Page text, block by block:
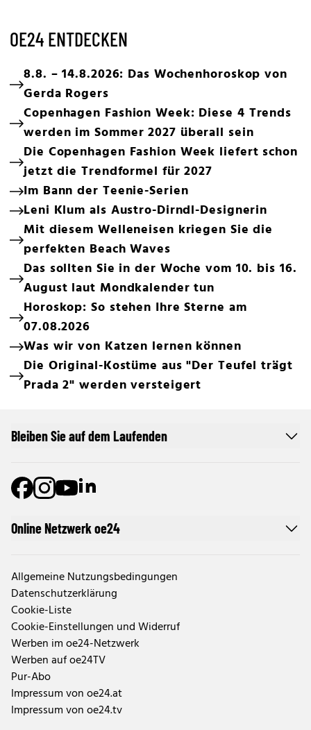
OE24 ENTDECKEN
8.8. – 14.8.2026: Das Wochenhoroskop von
Gerda Rogers
Copenhagen Fashion Week: Diese 4 Trends
werden im Sommer 2027 überall sein
Die Copenhagen Fashion Week liefert schon
jetzt die Trendformel für 2027
Im Bann der Teenie-Serien
Leni Klum als Austro-Dirndl-Designerin
Mit diesem Welleneisen kriegen Sie die
perfekten Beach Waves
Das sollten Sie in der Woche vom 10. bis 16.
August laut Mondkalender tun
Horoskop: So stehen Ihre Sterne am
07.08.2026
Was wir von Katzen lernen können
Die Original-Kostüme aus "Der Teufel trägt
Prada 2" werden versteigert
Online Netzwerk oe24
Allgemeine Nutzungsbedingungen
Datenschutzerklärung
Cookie-Liste
Cookie-Einstellungen und Widerruf
Werben im oe24-Netzwerk
Werben auf oe24TV
Pur-Abo
Impressum von oe24.at
Impressum von oe24.tv
Bleiben Sie auf dem Laufenden